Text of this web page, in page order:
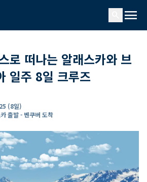
menu
로 떠나는 알래스카와 브
일주 8일 크루즈
(8일)
출발 - 벤쿠버 도착